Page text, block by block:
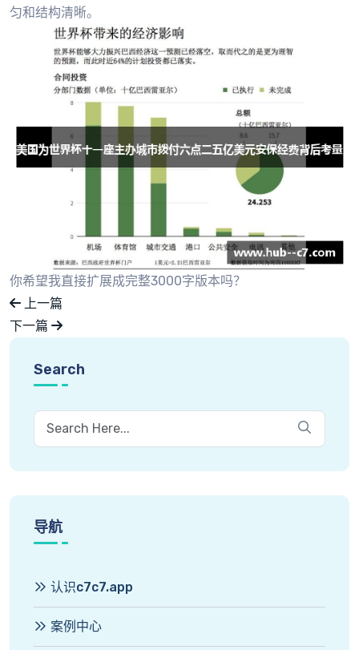
匀和结构清晰。
你希望我直接扩展成完整3000字版本吗？
上一篇
下一篇
Search
导航
认识c7c7.app
案例中心